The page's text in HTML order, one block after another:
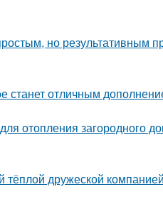
но результативным
станет отличным
отопления загородного
тёплой дружеской